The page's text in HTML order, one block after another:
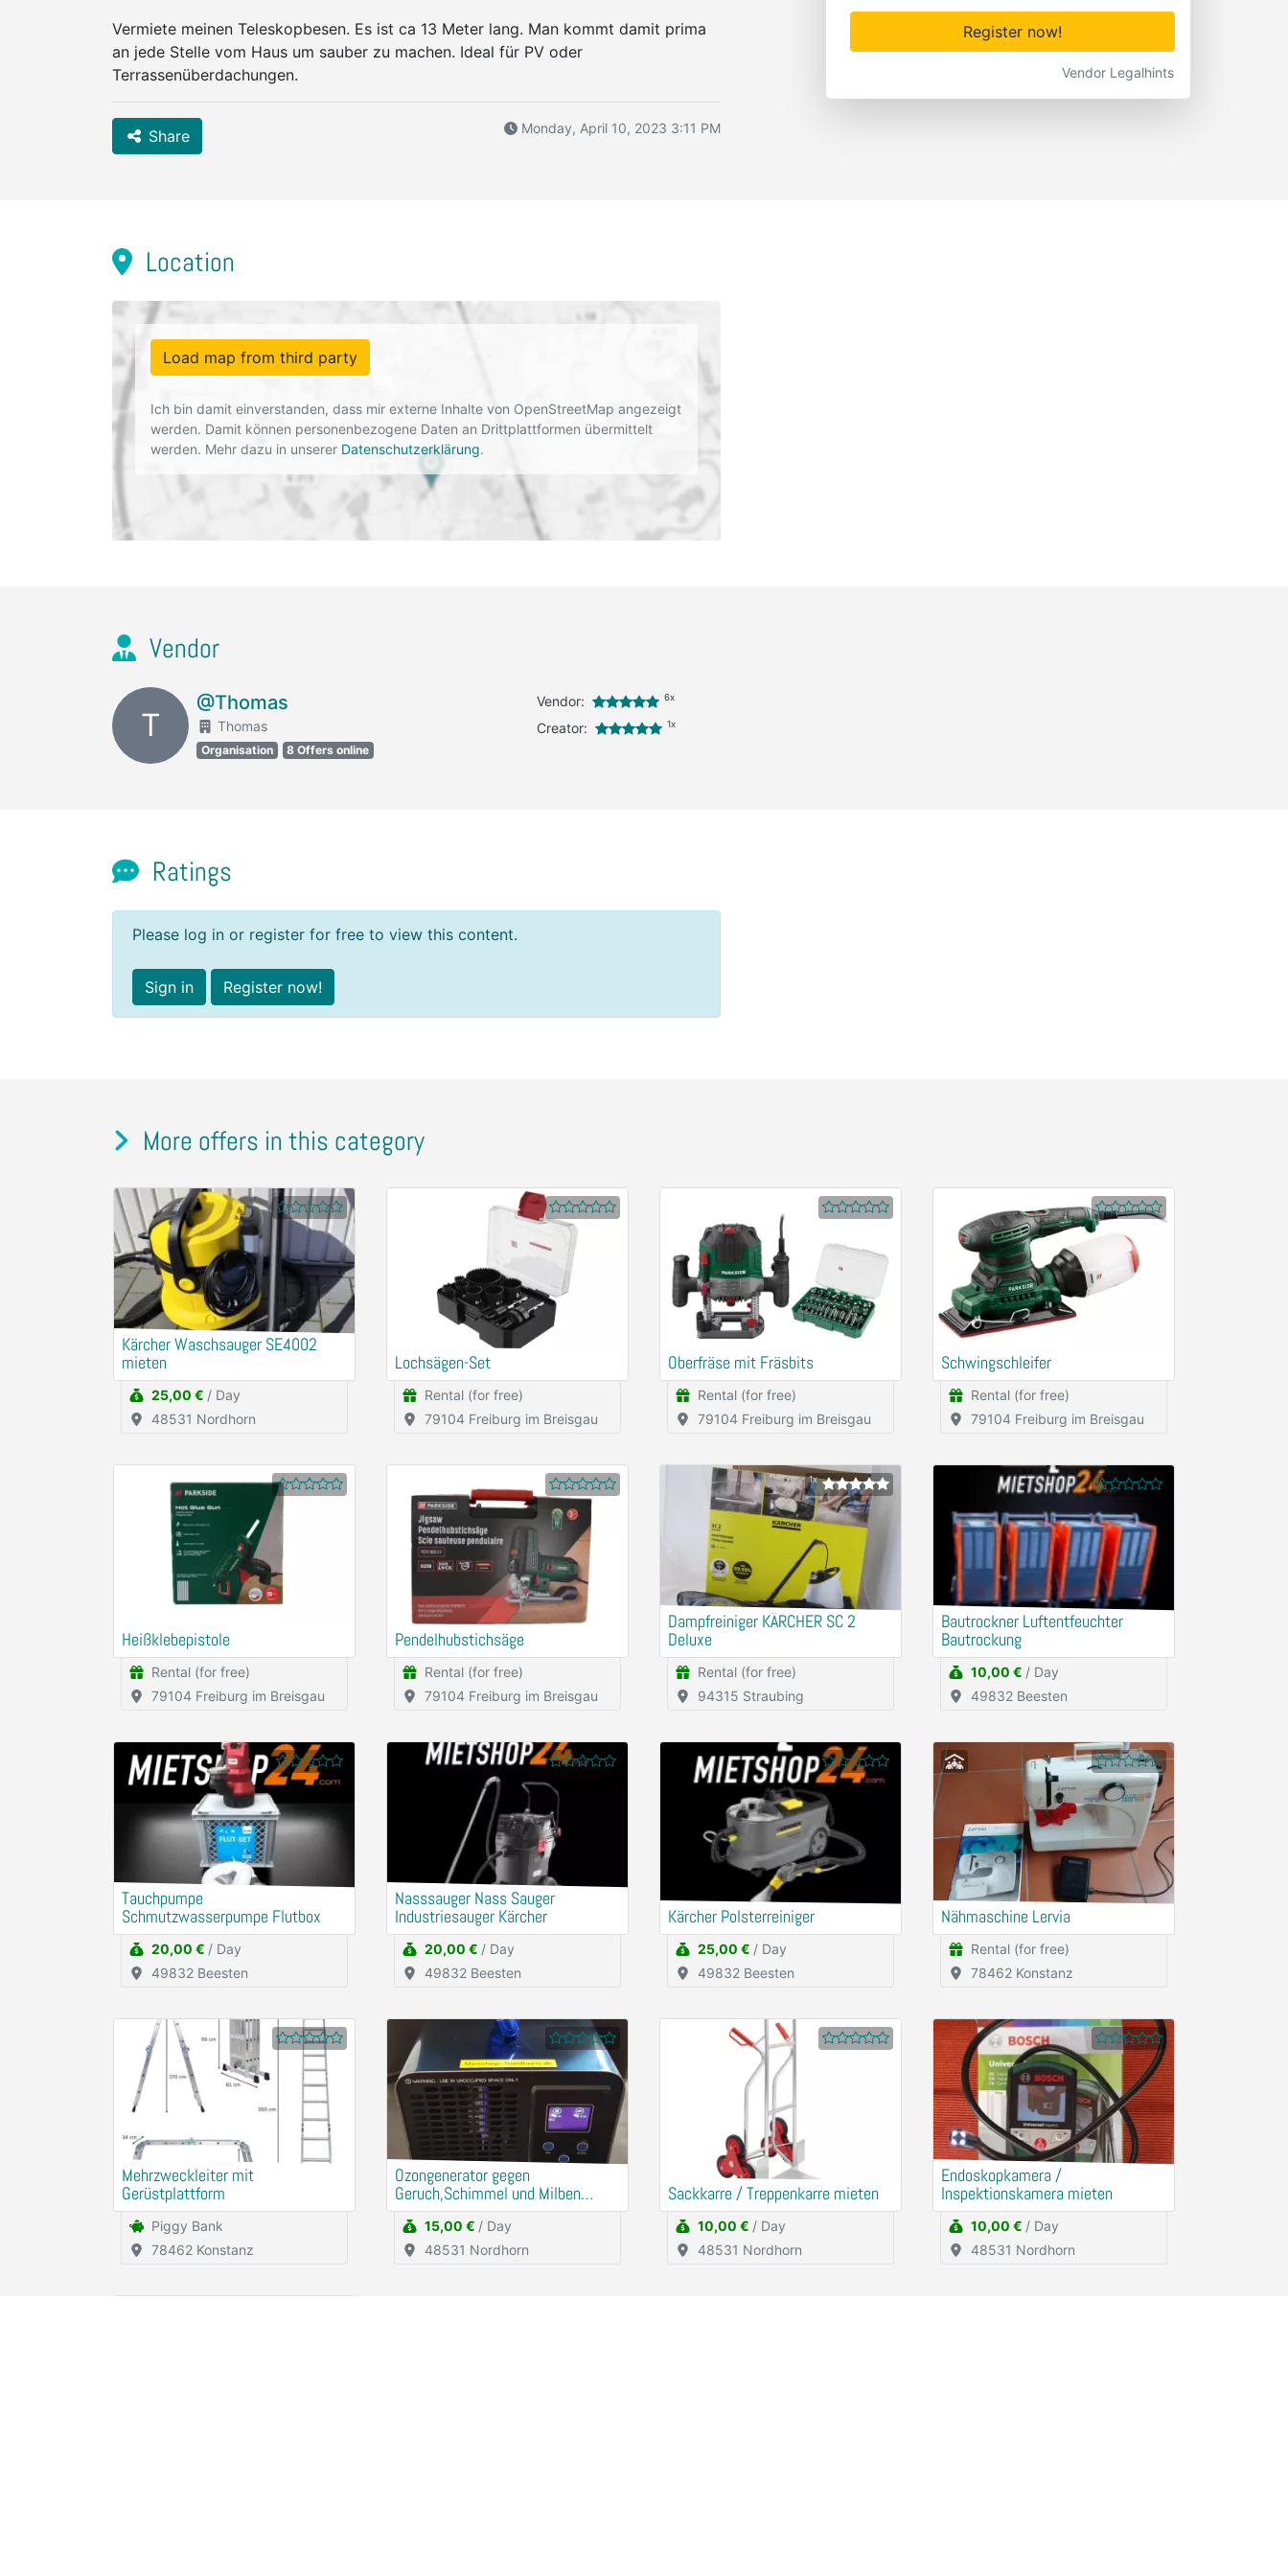
Register now!
Vendor Legalhints
Vermiete meinen Teleskopbesen. Es ist ca 13 Meter lang. Man kommt damit prima
an jede Stelle vom Haus um sauber zu machen. Ideal für PV oder
Terrassenüberdachungen.
Share Monday, April 10, 2023 3:11 PM
Location
Load map from third party
Ich bin damit einverstanden, dass mir externe Inhalte von OpenStreetMap angezeigt
werden. Damit können personenbezogene Daten an Drittplattformen übermittelt
werden. Mehr dazu in unserer Datenschutzerklärung.
Vendor
T
@Thomas
Thomas
Organisation 8 Offers online
Vendor: 6x
Creator: 1x
Ratings
Please log in or register for free to view this content.
Sign in Register now!
More offers in this category
Kärcher Waschsauger SE4002
mieten
25,00 € / Day
48531 Nordhorn
Lochsägen-Set
Rental (for free)
79104 Freiburg im Breisgau
Oberfräse mit Fräsbits
Rental (for free)
79104 Freiburg im Breisgau
Schwingschleifer
Rental (for free)
79104 Freiburg im Breisgau
Heißklebepistole
Rental (for free)
79104 Freiburg im Breisgau
Pendelhubstichsäge
Rental (for free)
79104 Freiburg im Breisgau
1x
Dampfreiniger KÄRCHER SC 2
Deluxe
Rental (for free)
94315 Straubing
Bautrockner Luftentfeuchter
Bautrockung
10,00 € / Day
49832 Beesten
Tauchpumpe
Schmutzwasserpumpe Flutbox
20,00 € / Day
49832 Beesten
Nasssauger Nass Sauger
Industriesauger Kärcher
20,00 € / Day
49832 Beesten
Kärcher Polsterreiniger
25,00 € / Day
49832 Beesten
Nähmaschine Lervia
Rental (for free)
78462 Konstanz
Mehrzweckleiter mit
Gerüstplattform
Piggy Bank
78462 Konstanz
Ozongenerator gegen
Geruch,Schimmel und Milben
mieten
15,00 € / Day
48531 Nordhorn
Sackkarre / Treppenkarre mieten
10,00 € / Day
48531 Nordhorn
Endoskopkamera /
Inspektionskamera mieten
10,00 € / Day
48531 Nordhorn